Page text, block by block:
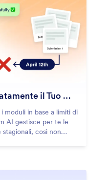
Disabilita Condizionatamente il Tuo Modulo
moduli in base a limiti di
AI gestisce per te le
così non